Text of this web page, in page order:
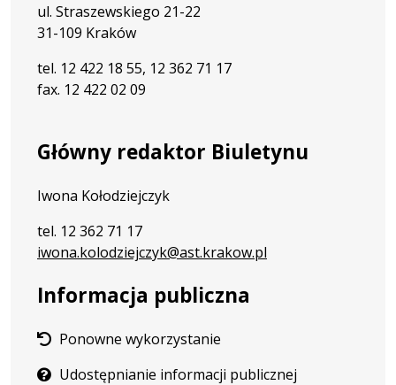
ul. Straszewskiego 21-22
31-109 Kraków
tel. 12 422 18 55, 12 362 71 17
fax. 12 422 02 09
Główny redaktor Biuletynu
Iwona Kołodziejczyk
tel. 12 362 71 17
iwona.kolodziejczyk@ast.krakow.pl
Informacja publiczna
Ponowne wykorzystanie
Udostępnianie informacji publicznej